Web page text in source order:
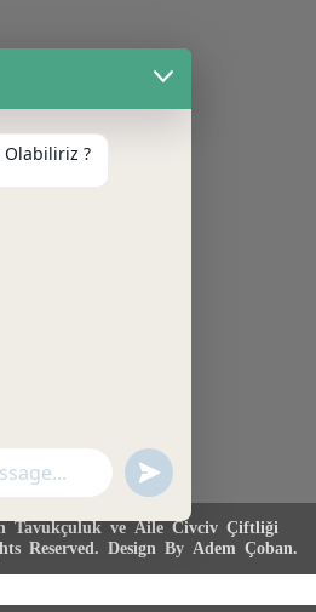
Tavukçuluk ve Aile Civciv Çiftliği
Reserved. Design By Adem Çoban.
Olabiliriz ?
UNDEFINED